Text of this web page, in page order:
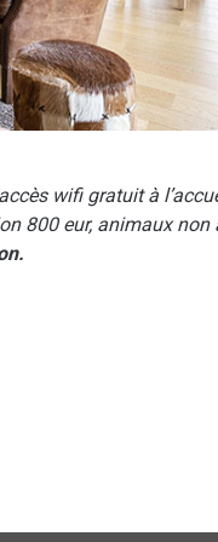
wifi gratuit à
800 eur, animaux non